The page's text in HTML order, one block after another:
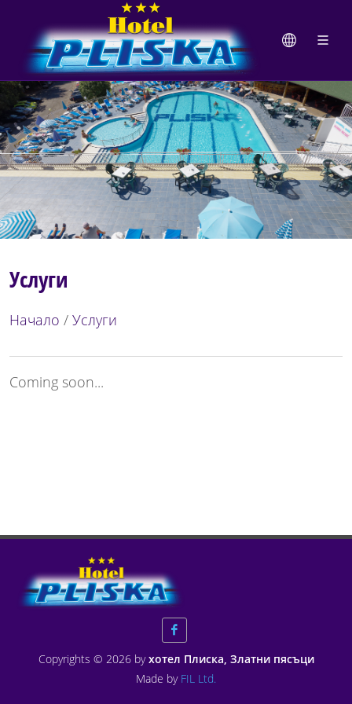
Услуги
Начало / Услуги
Coming soon...
Copyrights © 2026 byхотел Плиска, Златни пясъци
Made by FIL Ltd.